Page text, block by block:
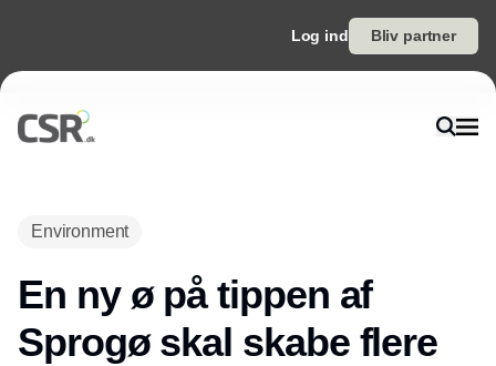
Log ind Bliv partner
Environment
En ny ø på tippen af
Sprogø skal skabe flere